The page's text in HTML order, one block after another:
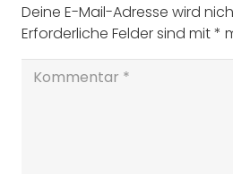
Deine E-Mail-Adresse wird
Erforderliche Felder sind mit*